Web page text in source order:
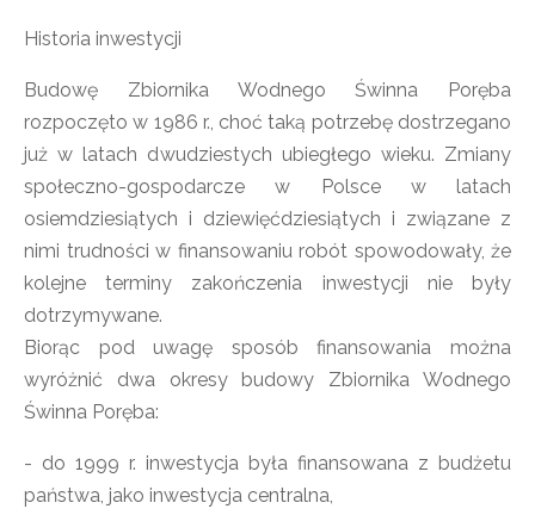
Historia inwestycji
Budowę Zbiornika Wodnego Świnna Poręba
rozpoczęto w 1986 r., choć taką potrzebę dostrzegano
już w latach dwudziestych ubiegłego wieku. Zmiany
społeczno-gospodarcze w Polsce w latach
osiemdziesiątych i dziewięćdziesiątych i związane z
nimi trudności w finansowaniu robót spowodowały, że
kolejne terminy zakończenia inwestycji nie były
dotrzymywane.
Biorąc pod uwagę sposób finansowania można
wyróżnić dwa okresy budowy Zbiornika Wodnego
Świnna Poręba:
- do 1999 r. inwestycja była finansowana z budżetu
państwa, jako inwestycja centralna,